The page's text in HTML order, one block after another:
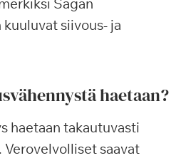
Sagan
siivous- ja
haetaan?
haetaan takautuvasti
saavat